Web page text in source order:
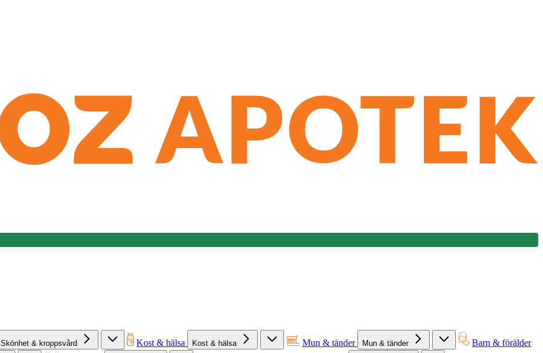
Skönhet & kroppsvård Kost & hälsa Kost & hälsa Mun & tänder Mun & tänder Barn & förälder